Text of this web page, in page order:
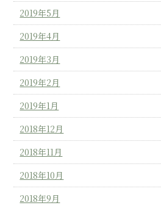
2019年5月
2019年4月
2019年3月
2019年2月
2019年1月
2018年12月
2018年11月
2018年10月
2018年9月